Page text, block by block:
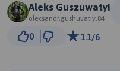
Aleks Guszuwatyi
oleksandr.gushuvatiy.84
0 1.1/6